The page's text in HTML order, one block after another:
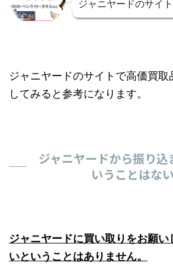
ジャニヤードのサ
ジャニヤードのサイトで高価買取
してみると参考になります。
ジャニヤードから振り込
いうことはない
ジャニヤードに買い取りをお願
いということはありません。